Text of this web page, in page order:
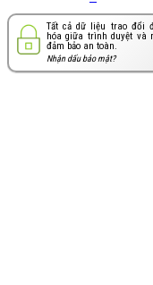
Tất cả dữ liệu trao đổi
hóa giữa trình duyệt và
đảm bảo an toàn.
Nhận dấu bảo mật?